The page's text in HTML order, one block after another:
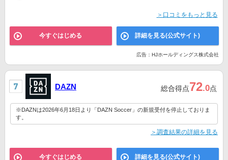
＞口コミをもっと見る
今すぐはじめる 詳細を見る(公式サイト)
広告：HJホールディングス株式会社
DAZN 総合得点72.0点
※DAZNは2026年6月18日より「DAZN Soccer」の新規受付を停止しておりま
す。
＞調査結果の詳細を見る
今すぐはじめる 詳細を見る(公式サイト)